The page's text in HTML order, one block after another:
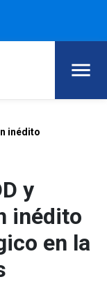
inédito
y
inédito
en la